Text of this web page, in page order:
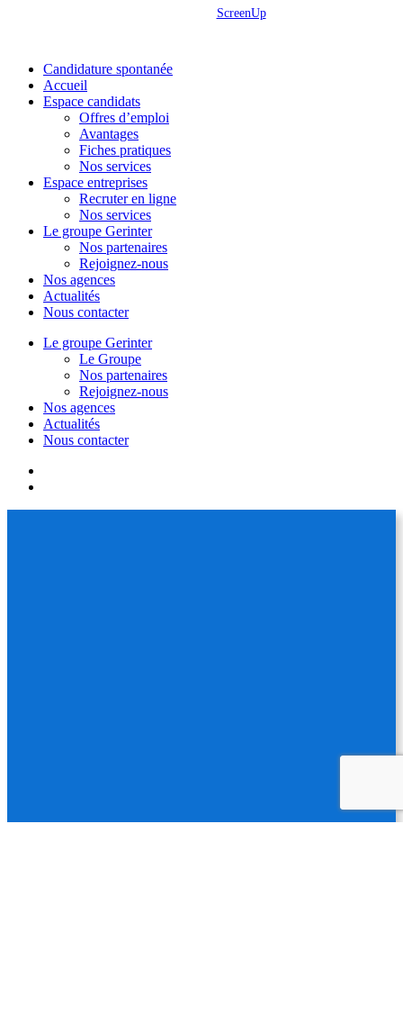
ScreenUp
Close
Menu
Candidature spontanée
Accueil
Espace candidats
Offres d’emploi
Avantages
Fiches pratiques
Nos services
Espace entreprises
Recruter en ligne
Nos services
Le groupe Gerinter
Nos partenaires
Rejoignez-nous
Nos agences
Actualités
Nous contacter
Le groupe Gerinter
Le Groupe
Nos partenaires
Rejoignez-nous
Nos agences
Actualités
Nous contacter